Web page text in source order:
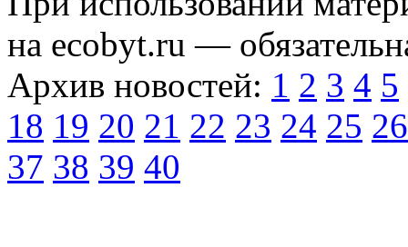
на ecobyt.ru —
Архив новостей: 1 2 3 4 5
18 19 20 21 22 23 24 25 26
37 38 39 40